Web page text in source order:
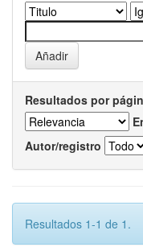
Resultados por
Autor/registro
Resultados 1-1 de 1.